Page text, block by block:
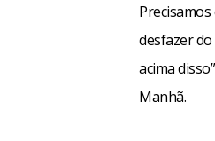
desfazer
acima
Manhã.